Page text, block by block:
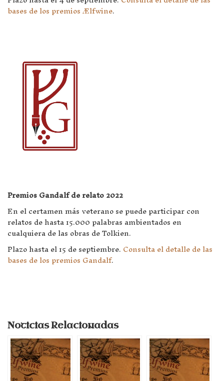
bases de los premios Ælfwine.
Premios Gandalf de relato 2022
En el certamen más veterano se puede participar con
relatos de hasta 15.000 palabras ambientados en
cualquiera de las obras de Tolkien.
Plazo hasta el 15 de septiembre.Consulta el detalle de las
bases de los premios Gandalf.
Noticias Relacionadas